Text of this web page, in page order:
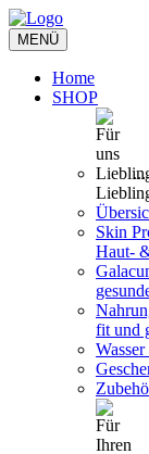
Toggle
navigation
MENÜ
Home
SHOP
...
Skin
Haut-
fit und